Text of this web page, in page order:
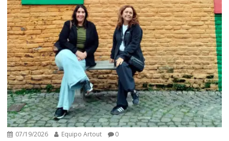
07/19/2026 Equipo Artout 0